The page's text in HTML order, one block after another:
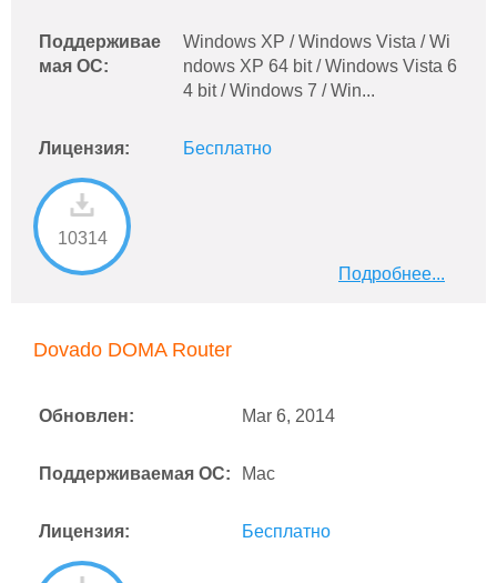
Поддерживае
мая ОС:
Windows XP / Windows Vista / Wi
ndows XP 64 bit / Windows Vista 6
4 bit / Windows 7 / Win...
Лицензия: Бесплатно
10314
Подробнее...
Dovado DOMA Router
Обновлен: Mar 6, 2014
Поддерживаемая ОС: Mac
Лицензия: Бесплатно